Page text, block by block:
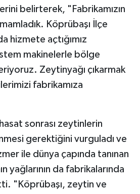
belirterek, "Fabrikamızın
Köprübaşı İlçe
hizmete açtığımız
makinelerle bölge
Zeytinyağı çıkarmak
fabrikamıza
sonrası zeytinlerin
gerektiğini vurguladı ve
ile dünya çapında tanınan
yağlarının da fabrikalarında
"Köprübaşı, zeytin ve